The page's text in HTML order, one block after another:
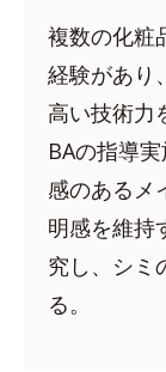
複数の化粧
経験があり
高い技術力
BAの指導
感のあるメ
明感を維持
究し、シミ
る。